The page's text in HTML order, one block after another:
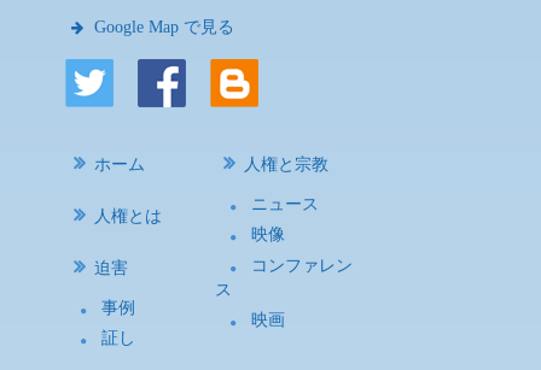
Google Map で見る
ホーム
人権とは
迫害
事例
証し
人権と宗教
ニュース
映像
コンファレン
ス
映画